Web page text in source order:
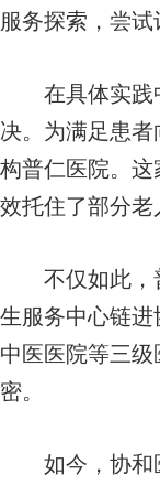
服务探索，尝
在具体实践中
决。为满足患
构普仁医院。
效托住了部分老
不仅如此，普
生服务中心链
中医医院等三
密。
如今，协和医